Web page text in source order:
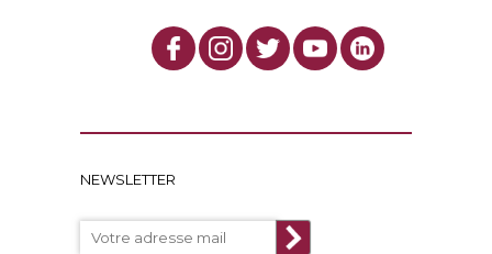
NEWSLETTER